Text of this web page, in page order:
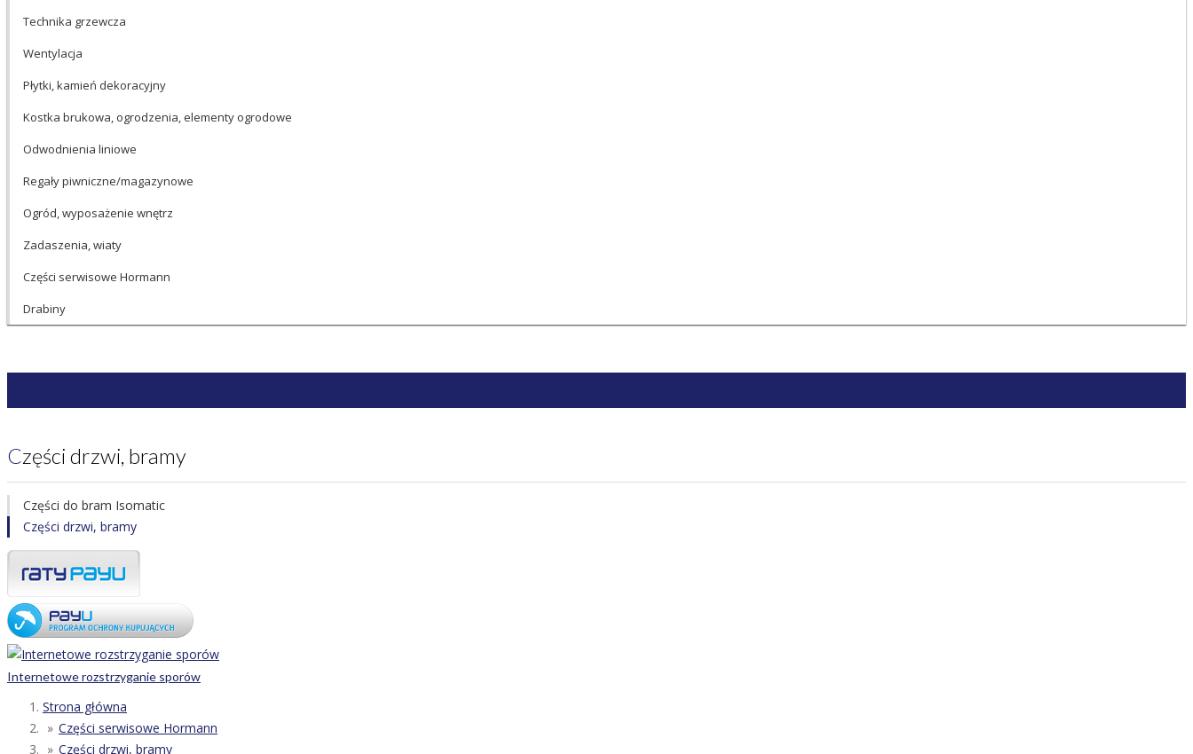
Technika grzewcza
Wentylacja
Płytki, kamień dekoracyjny
Kostka brukowa, ogrodzenia, elementy ogrodowe
Odwodnienia liniowe
Regały piwniczne/magazynowe
Ogród, wyposażenie wnętrz
Zadaszenia, wiaty
Części serwisowe Hormann
Drabiny
Części drzwi, bramy
Części do bram Isomatic
Części drzwi, bramy
Internetowe rozstrzyganie sporów
Strona główna
Części serwisowe Hormann
Części drzwi, bramy